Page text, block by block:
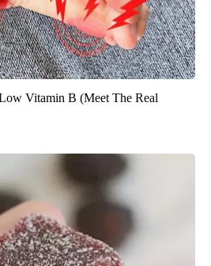
Vitamin B (Meet The Real